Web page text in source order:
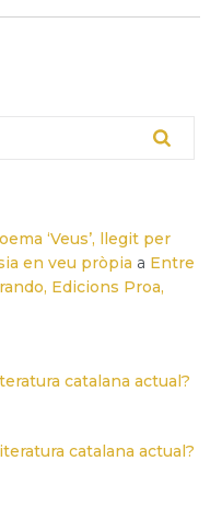
‘Veus’, llegit per
en veu pròpia a Entre
Edicions Proa,
catalana actual?
catalana actual?